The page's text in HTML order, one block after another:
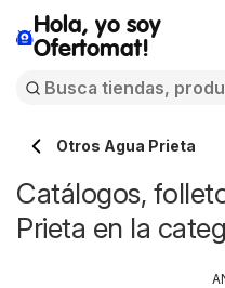
Hola, yo soy
Ofertomat!
Otros Agua Prieta
Catálogos,
Prieta en la